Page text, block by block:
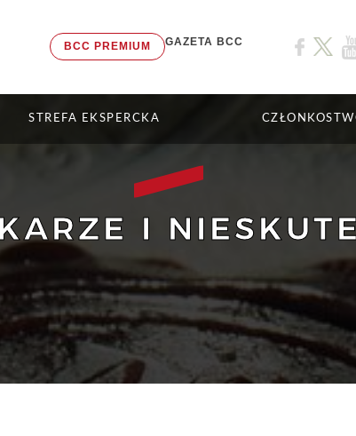
BCC PREMIUM GAZETA BCC
STREFA EKSPERCKA
I